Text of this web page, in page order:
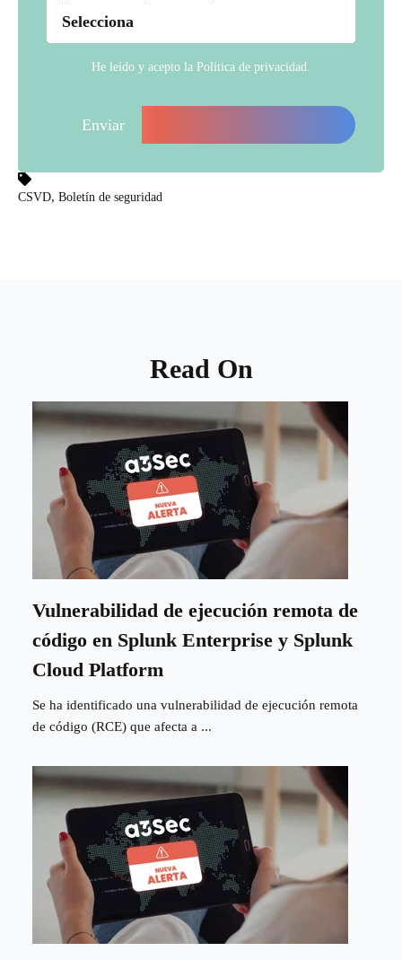
He leído y acepto la Política de privacidad
CSVD, Boletín de seguridad
Read On
Vulnerabilidad de ejecución remota de
código en Splunk Enterprise y Splunk
Cloud Platform
Se ha identificado una vulnerabilidad de ejecución remota
de código (RCE) que afecta a ...